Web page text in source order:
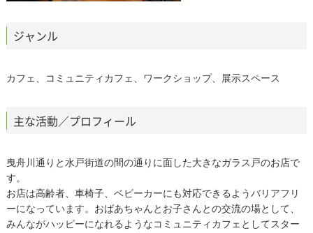
ジャンル
カフェ、コミュニティカフェ、ワークショップ、展示スペース
主な活動／プロフィール
曳舟川通りと水戸街道の間の通りに面した大きなガラス戸のお店で
す。
お店は高齢者、車椅子、ベビーカーにも対応できるようバリアフリ
ーになっています。おばあちゃんとお子さんとの交流の場として、
みんながハッピーになれるようなコミュニティカフェとしてスター